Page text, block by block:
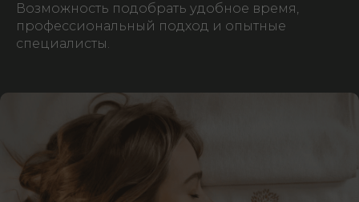
Возможность подобрать удобное время,
профессиональный подход и опытные
специалисты.